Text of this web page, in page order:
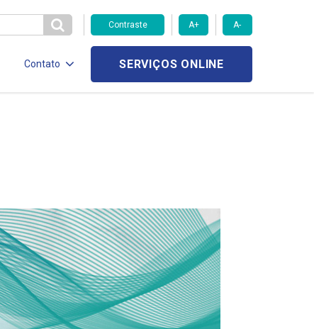
Contraste A+ A-
Contato SERVIÇOS ONLINE